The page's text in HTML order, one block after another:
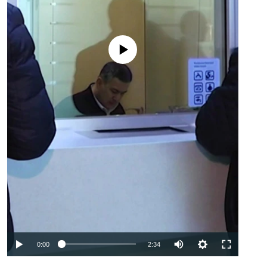
No media source currently available
0:00 2:34